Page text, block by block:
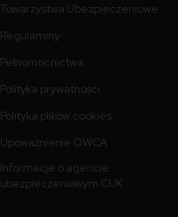
Towarzystwa Ubezpieczeniowe
Regulaminy
Pełnomocnictwa
Polityka prywatności
Polityka plików cookies
Upoważnienie OWCA
Informacje o agencie
ubezpieczeniowym CUK